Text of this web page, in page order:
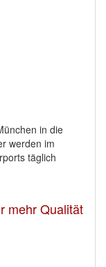
in die
werden im
täglich
mehr Qualität